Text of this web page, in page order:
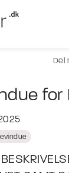
Del
for